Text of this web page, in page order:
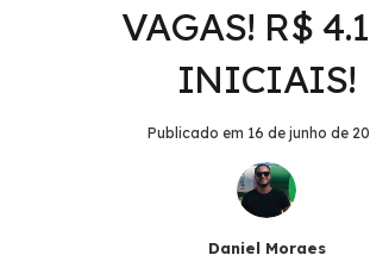
VAGAS! R$
INICIAIS!
Publicado em 16 de junho de
Daniel Moraes